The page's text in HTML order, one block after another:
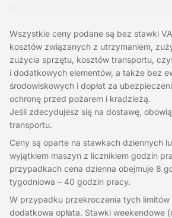
Wszystkie ceny podane są bez stawki
kosztów związanych z utrzymaniem,
zużycia sprzętu, kosztów transportu,
i dodatkowych elementów, a także bez
środowiskowych i dopłat za
ochronę przed pożarem i kradzieżą.
Jeśli zdecydujesz się na dostawę,
transportu.
Ceny są oparte na stawkach dziennych
wyjątkiem maszyn z licznikiem godzin
przypadkach cena dzienna obejmuje 8
tygodniowa – 40 godzin pracy.
W przypadku przekroczenia tych limitów
dodatkowa opłata. Stawki weekendowe